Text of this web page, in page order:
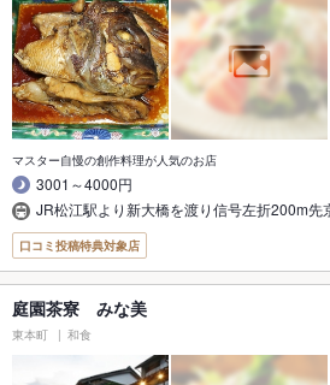
マスター自慢の創作料理が人気のお店
3001～4000円
JR松江駅より新大橋を渡り信号左折200m
口コミ投稿特典対象店
庭園茶寮 みな美
東本町 和食